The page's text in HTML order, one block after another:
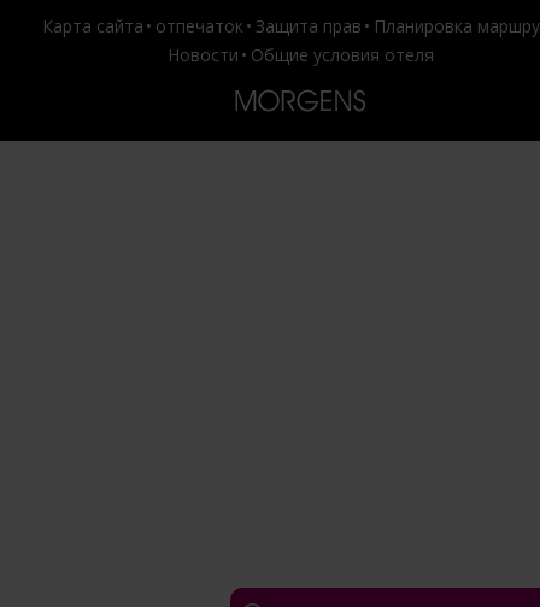
Карта сайта
отпечаток Защита прав
Планировка
Новости
Общие условия отеля